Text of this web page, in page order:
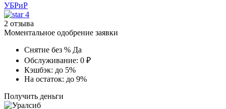
УБРиР
4
2 отзыва
Моментальное одобрение заявки
Снятие без % Да
Обслуживание: 0 ₽
Кэшбэк: до 5%
На остаток: до 9%
Получить деньги